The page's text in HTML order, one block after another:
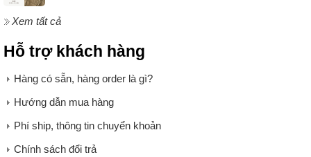
Xem tất cả
Hỗ trợ khách hàng
Hàng có sẵn, hàng order là gì?
Hướng dẫn mua hàng
Phí ship, thông tin chuyển khoản
Chính sách đổi trả